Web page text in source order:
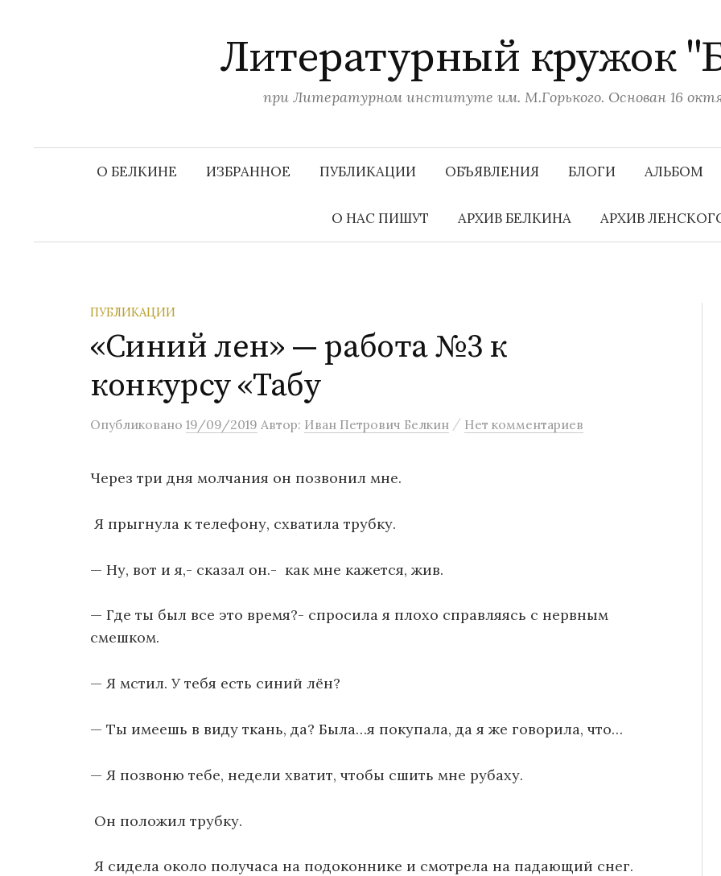
и
Литературный кружок
при Литературном институте им. М.Горького. Основан 16
О БЕЛКИНЕ ИЗБРАННОЕ ПУБЛИКАЦИИ ОБЪЯВЛЕНИЯ БЛОГИ АЛЬБОМ
О НАС ПИШУТ АРХИВ БЕЛКИНА АРХИВ
ПУБЛИКАЦИИ
«Синий лен» — работа №3 к
конкурсу «Табу
Опубликовано 19/09/2019 Автор: Иван Петрович Белкин / Нет комментариев
Через три дня молчания он позвонил мне.
Я прыгнула к телефону, схватила трубку.
— Ну, вот и я,- сказал он.- как мне кажется, жив.
— Где ты был все это время?- спросила я плохо справляясь с нервным
смешком.
— Я мстил. У тебя есть синий лён?
— Ты имеешь в виду ткань, да? Была…я покупала, да я же говорила, что…
— Я позвоню тебе, недели хватит, чтобы сшить мне рубаху.
Он положил трубку.
Я сидела около получаса на подоконнике и смотрела на падающий снег.